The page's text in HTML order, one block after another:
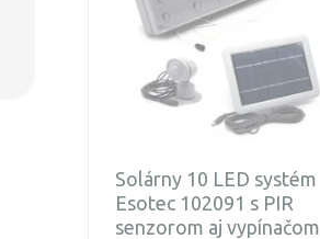
Solárny 10 LED systém
Esotec 102091 s PIR
senzorom aj vypínačom